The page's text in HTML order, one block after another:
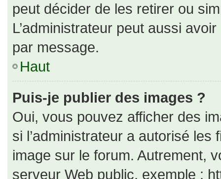
peut décider de les retirer ou
L’administrateur peut aussi
par message.
Haut
Puis-je publier des images ?
Oui, vous pouvez afficher des
si l’administrateur a autorisé
image sur le forum. Autrement,
serveur Web public, exemple :